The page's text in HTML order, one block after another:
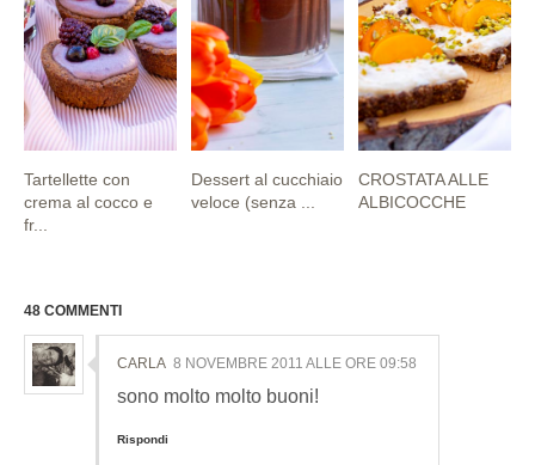
Tartellette con
crema al cocco e
fr...
Dessert al cucchiaio
veloce (senza ...
CROSTATA ALLE
ALBICOCCHE
48 COMMENTI
CARLA 8 NOVEMBRE 2011 ALLE ORE 09:58
sono molto molto buoni!
Rispondi